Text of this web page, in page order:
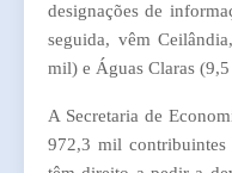
designações de
seguida, vêm
mil) e Águas Claras
A Secretaria de
972,3 mil